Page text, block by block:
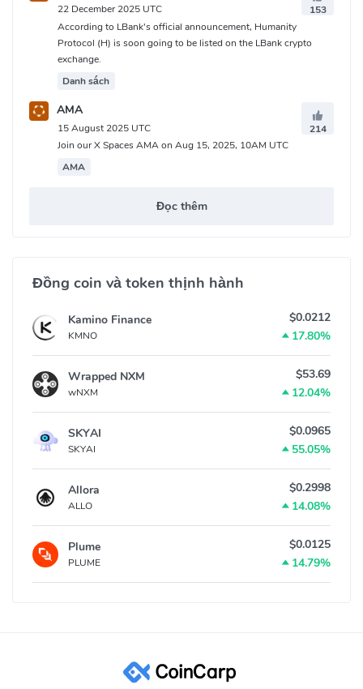
22 December 2025 UTC
153
According to LBank's official announcement, Humanity
Protocol (H) is soon going to be listed on the LBank crypto
exchange.
Danh sách
AMA
15 August 2025 UTC
214
Join our X Spaces AMA on Aug 15, 2025, 10AM UTC
AMA
Đọc thêm
Đồng coin và token thịnh hành
Kamino Finance
KMNO
$0.0212
17.80%
Wrapped NXM
wNXM
$53.69
12.04%
SKYAI
SKYAI
$0.0965
55.05%
Allora
ALLO
$0.2998
14.08%
Plume
PLUME
$0.0125
14.79%